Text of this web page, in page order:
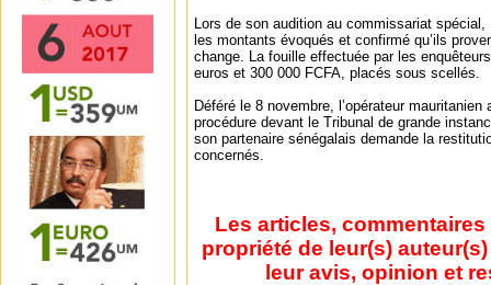
Lors de son audition au commissariat
les montants évoqués et confirmé qu’ils
change. La fouille effectuée par les
euros et 300 000 FCFA, placés sous scellés.
Déféré le 8 novembre, l’opérateur
procédure devant le Tribunal de grande
son partenaire sénégalais demande la
concernés.
Les articles,
propriété de leur(s)
leur avis, opinion et